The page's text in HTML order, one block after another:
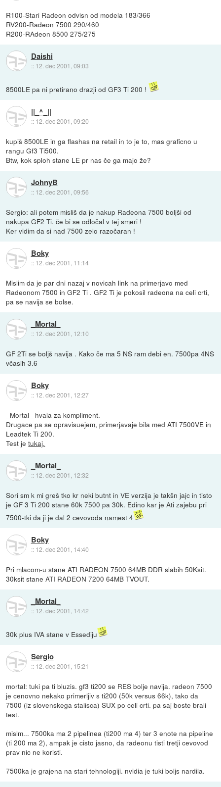
R100-Stari Radeon odvisn od modela 183/366
RV200-Radeon 7500 290/460
R200-RAdeon 8500 275/275
Daishi
:: 12. dec 2001, 09:03
8500LE pa ni pretirano drazji od GF3 Ti 200 !
||_^_||
:: 12. dec 2001, 09:20
kupiš 8500LE in ga flashas na retail in to je to, mas graficno u
rangu Gf3 Ti500.
Btw, kok sploh stane LE pr nas če ga majo že?
JohnyB
:: 12. dec 2001, 09:56
Sergio: ali potem misliš da je nakup Radeona 7500 boljši od
nakupa GF2 Ti. če bi se odločal v tej smeri !
Ker vidim da si nad 7500 zelo razočaran !
Boky
:: 12. dec 2001, 11:14
Mislim da je par dni nazaj v novicah link na primerjavo med
Radeonom 7500 in GF2 Ti . GF2 Ti je pokosil radeona na celi crti,
pa se navija se bolse.
_Mortal_
:: 12. dec 2001, 12:10
GF 2Ti se boljš navija . Kako če ma 5 NS ram debi en. 7500pa 4NS
včasih 3.6
Boky
:: 12. dec 2001, 12:27
_Mortal_ hvala za kompliment.
Drugace pa se opravisuejem, primerjavaje bila med ATI 7500VE in
Leadtek Ti 200.
Test jetukaj.
_Mortal_
:: 12. dec 2001, 12:32
Sori sm k mi greš tko kr neki butnt in VE verzija je takšn jajc in tisto
je GF 3 Ti 200 stane 60k 7500 pa 30k. Edino kar je Ati zajebu pri
7500-tki da ji je dal 2 cevovoda namest 4
Boky
:: 12. dec 2001, 14:40
Pri mlacom-u stane ATI RADEON 7500 64MB DDR slabih 50Ksit.
30ksit stane ATI RADEON 7200 64MB TVOUT.
_Mortal_
:: 12. dec 2001, 14:42
30k plus IVA stane v Essediju
Sergio
:: 12. dec 2001, 15:21
mortal: tuki pa ti bluzis. gf3 ti200 se RES bolje navija. radeon 7500
je cenovno nekako primerljiv s ti200 (50k versus 66k), tako da
7500 (iz slovenskega stalisca) SUX po celi crti. pa saj boste brali
test.
mislm... 7500ka ma 2 pipelinea (ti200 ma 4) ter 3 enote na pipeline
(ti 200 ma 2), ampak je cisto jasno, da radeonu tisti tretji cevovod
prav nic ne koristi.
7500ka je grajena na stari tehnologiji. nvidia je tuki boljs nardila.